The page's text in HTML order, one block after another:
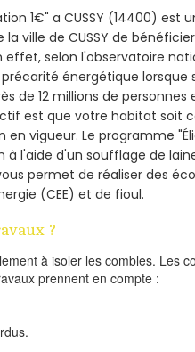
1€" a CUSSY (14400)
la ville de CUSSY de
effet, selon l'observatoire
énergétique lorsque
de 12 millions de
est que votre habitat soit
vigueur. Le programme
à l'aide d'un soufflage de
permet de réaliser des
(CEE) et de fioul.
?
à isoler les combles. Les
prennent en compte :